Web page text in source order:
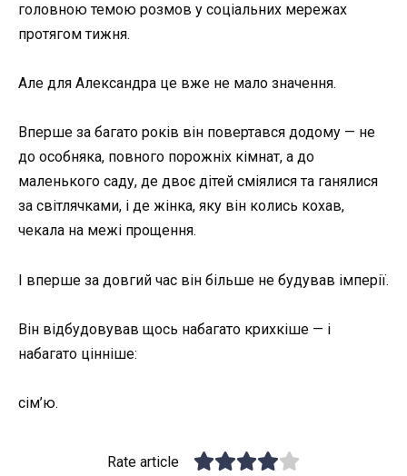
головною темою розмов у соціальних мережах
протягом тижня.
Але для Александра це вже не мало значення.
Вперше за багато років він повертався додому — не
до особняка, повного порожніх кімнат, а до
маленького саду, де двоє дітей сміялися та ганялися
за світлячками, і де жінка, яку він колись кохав,
чекала на межі прощення.
І вперше за довгий час він більше не будував імперії.
Він відбудовував щось набагато крихкіше — і
набагато цінніше:
сім’ю.
Rate article